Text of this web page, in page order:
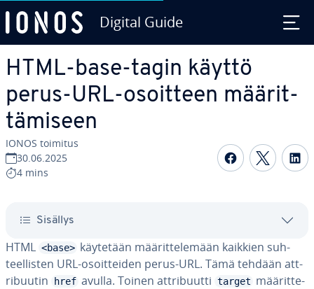
Digital Guide
HTML-base-tagin käyttö
perus-URL-osoitteen mää­rit­
tä­mi­seen
IONOS toimitus
30.06.2025
4 mins
Jaa Jaa
Sisällys
HTML <base> käytetään mää­rit­te­le­mään kaikkien suh­
teel­lis­ten URL-osoit­tei­den perus-URL. Tämä tehdään att­
ri­buu­tin
href avulla. Toinen att­ri­buut­ti target mää­rit­te­